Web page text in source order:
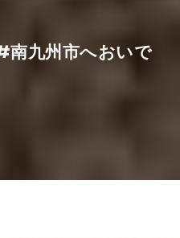
九州市へおいで